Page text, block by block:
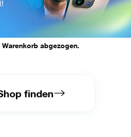
abgezogen.
finden